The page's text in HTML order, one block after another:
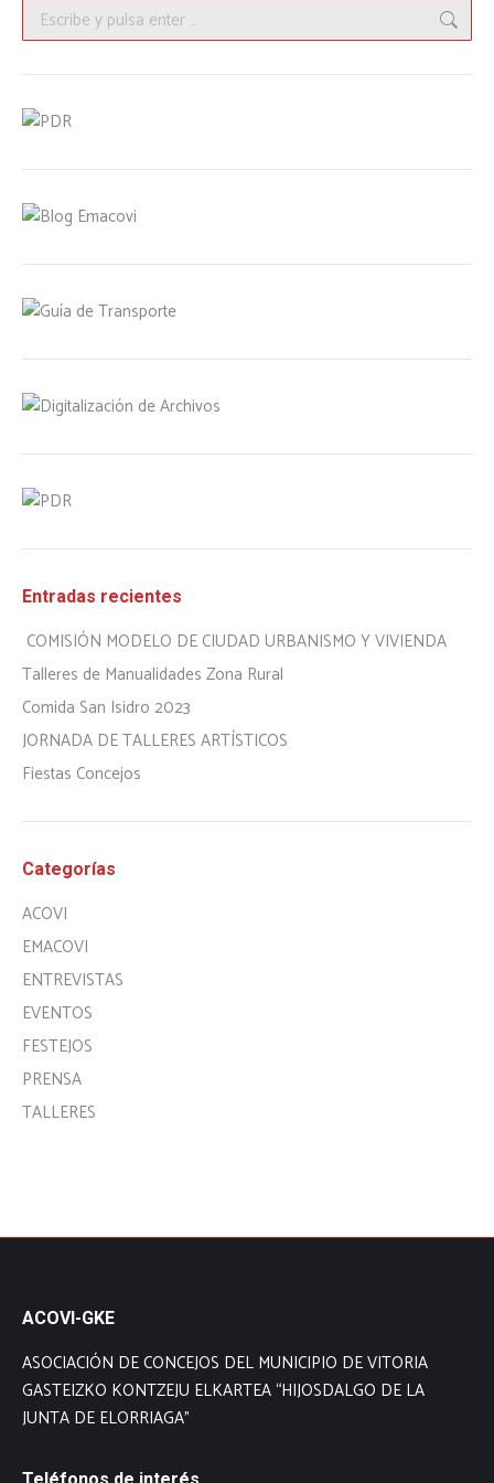
Buscar:
Entradas recientes
COMISIÓN MODELO DE CIUDAD URBANISMO Y VIVIENDA
Talleres de Manualidades Zona Rural
Comida San Isidro 2023
JORNADA DE TALLERES ARTÍSTICOS
Fiestas Concejos
Categorías
ACOVI
EMACOVI
ENTREVISTAS
EVENTOS
FESTEJOS
PRENSA
TALLERES
ACOVI-GKE
ASOCIACIÓN DE CONCEJOS DEL MUNICIPIO DE VITORIA
GASTEIZKO KONTZEJU ELKARTEA “HIJOSDALGO DE LA
JUNTA DE ELORRIAGA”